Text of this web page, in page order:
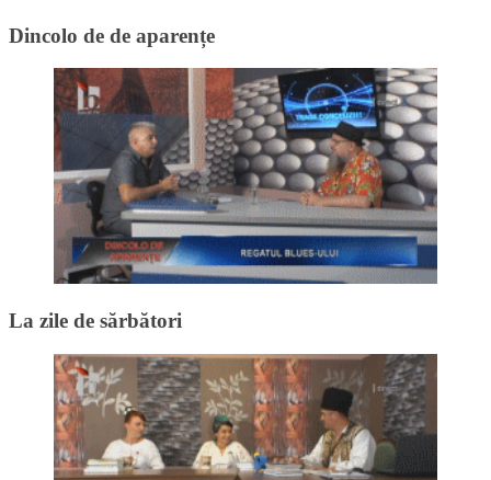
Dincolo de de aparențe
La zile de sărbători